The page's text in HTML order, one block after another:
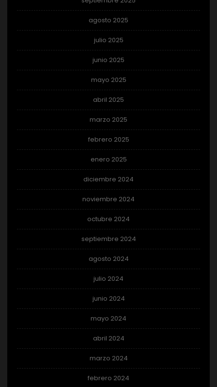
agosto 2025
julio 2025
junio 2025
mayo 2025
abril 2025
marzo 2025
febrero 2025
enero 2025
diciembre 2024
noviembre 2024
octubre 2024
septiembre 2024
agosto 2024
julio 2024
junio 2024
mayo 2024
abril 2024
marzo 2024
febrero 2024